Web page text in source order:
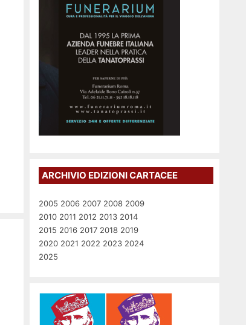
ARCHIVIO EDIZIONI CARTACEE
2005 2006 2007 2008 2009
2010 2011 2012 2013 2014
2015 2016 2017 2018 2019
2020 2021 2022 2023 2024
2025